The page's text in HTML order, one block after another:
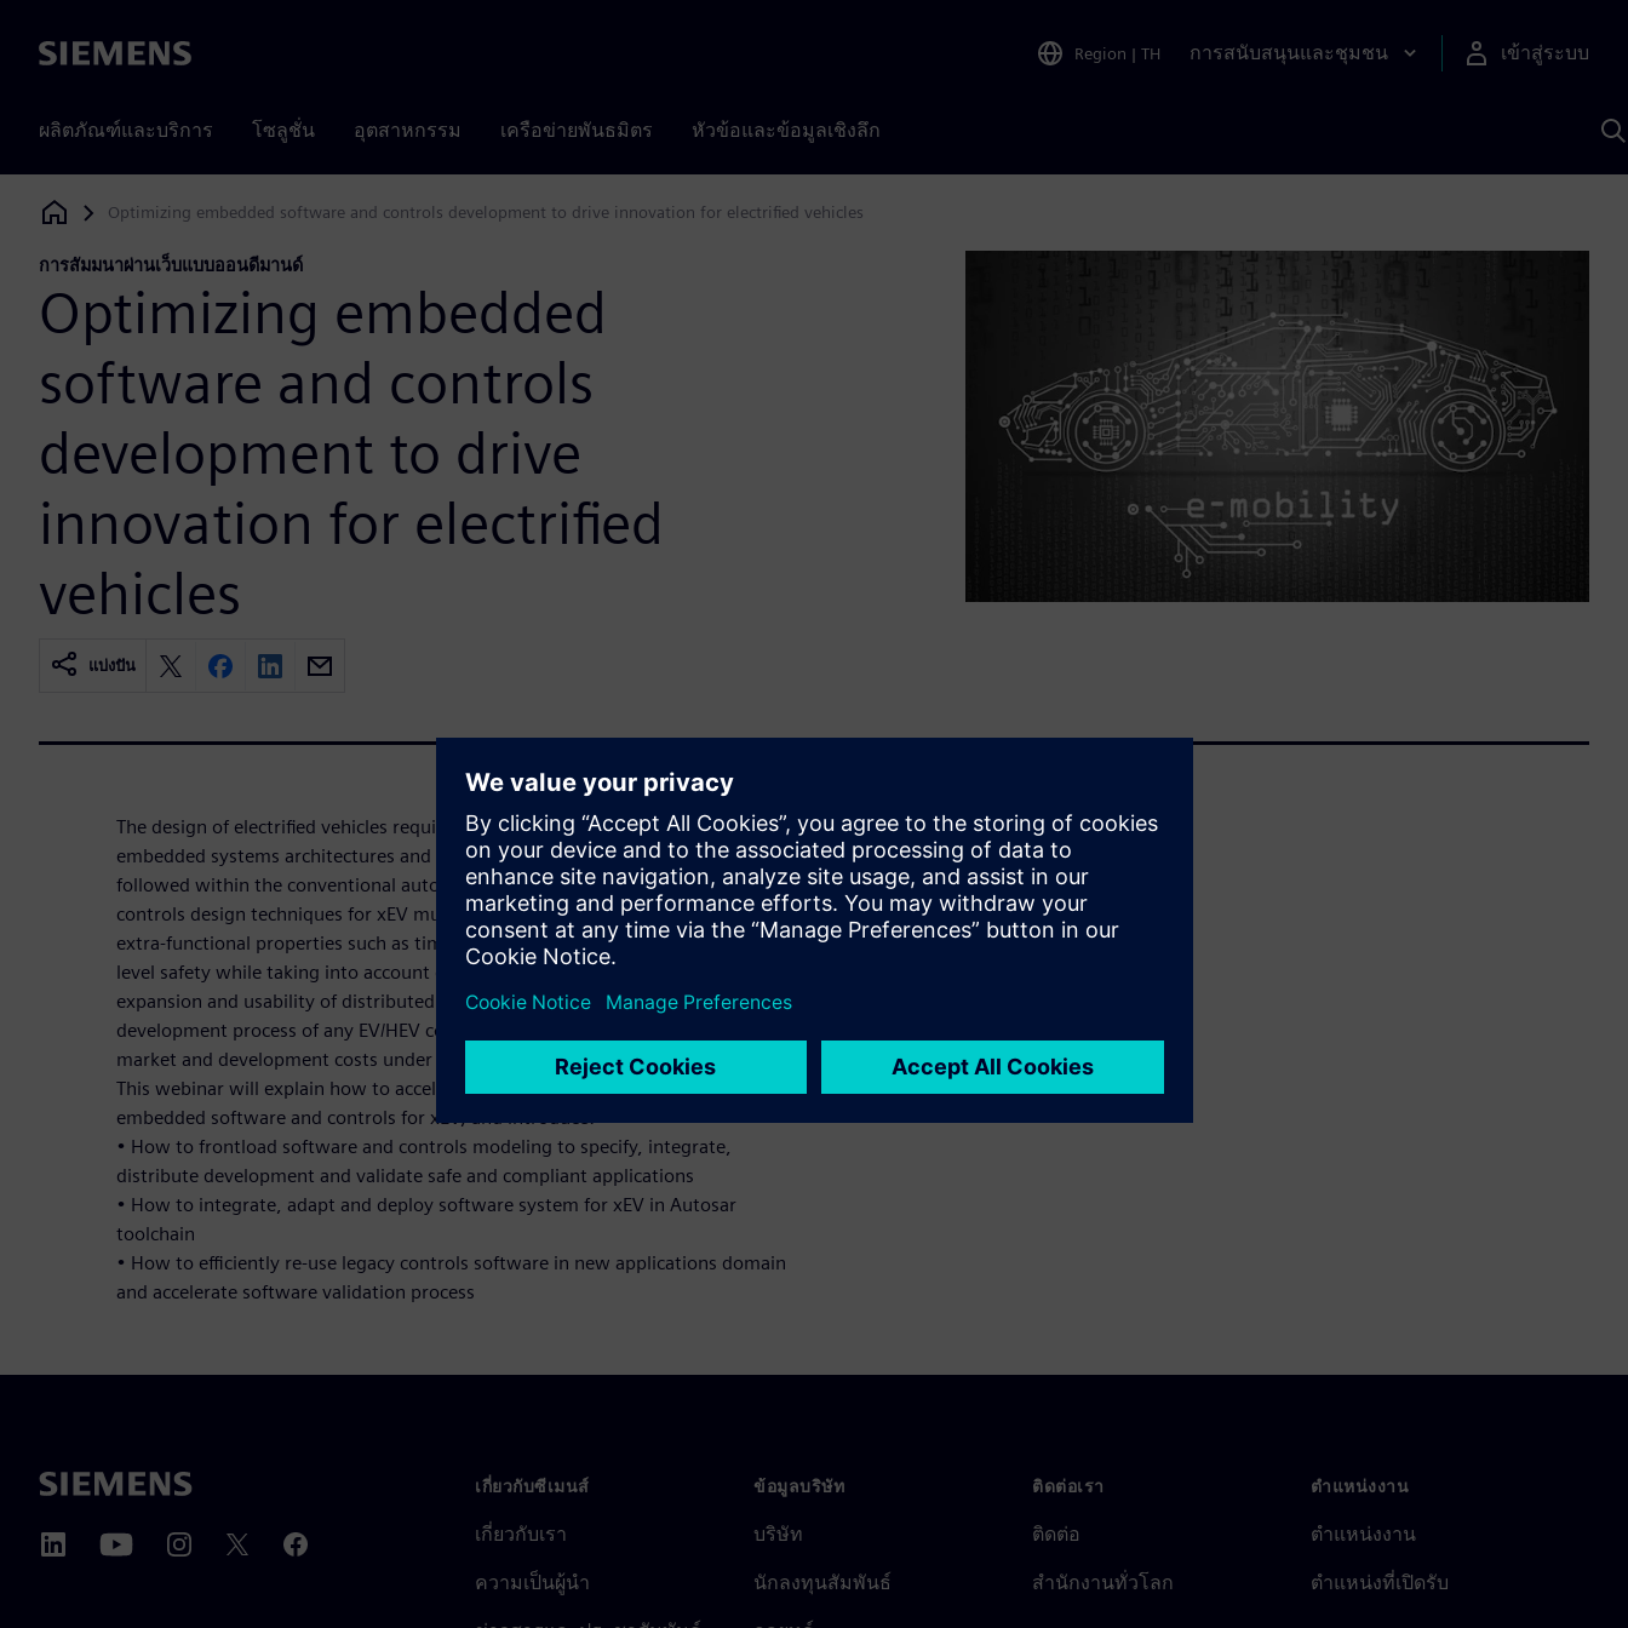
Siemens Region | TH การสนับสนุนและชุมชน เข้าสู่ระบบ
ผลิตภัณฑ์และบริการ โซลูชั่น อุตสาหกรรม เครือข่ายพันธมิตร หัวข้อและข้อมูลเชิงลึก
Siemens Digital Industries Software
Optimizing embedded software and controls development to drive innovation for electrified vehicles
การสัมมนาผ่านเว็บแบบออนดีมานด์
Optimizing embedded
software and controls
development to drive
innovation for electrified
vehicles
แบ่งปัน
The design of electrified vehicles requires a paradigm shift in terms of
embedded systems architectures and software design techniques that are
followed within the conventional automotive systems. The software and
controls design techniques for xEV must support guarantees with respect to
extra-functional properties such as timing, fail-safe mechanisms and system
level safety while taking into account distributed E/E architectures. The
expansion and usability of distributed software architecture throughout the
development process of any EV/HEV configuration is essential to keep time-to-
market and development costs under control.
This webinar will explain how to accelerate the development and testing of
embedded software and controls for xEV, and introduce:
• How to frontload software and controls modeling to specify, integrate,
distribute development and validate safe and compliant applications
• How to integrate, adapt and deploy software system for xEV in Autosar
toolchain
• How to efficiently re-use legacy controls software in new applications domain
and accelerate software validation process
เกี่ยวกับซีเมนส์
เกี่ยวกับเรา
ความเป็นผู้นำ
ข้อมูลบริษัท
บริษัท
นักลงทุนสัมพันธ์
ติดต่อเรา
ติดต่อ
สำนักงานทั่วโลก
ตำแหน่งงาน
ตำแหน่งงาน
ตำแหน่งที่เปิดรับ